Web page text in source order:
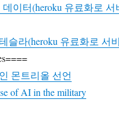
이터(heroku 유료화로 서
슬라(heroku 유료화로 서
몬트리올 선언
of AI in the military